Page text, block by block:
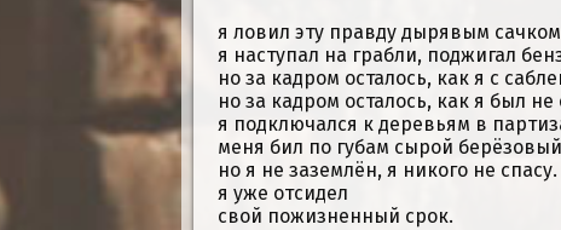
я ловил эту правду дырявым сачком
я наступал на грабли, поджигал
но за кадром осталось, как я с
но за кадром осталось, как я был не
я подключался к деревьям в
меня бил по губам сырой
но я не заземлён, я никого не спасу.
я уже отсидел
свой пожизненный срок.